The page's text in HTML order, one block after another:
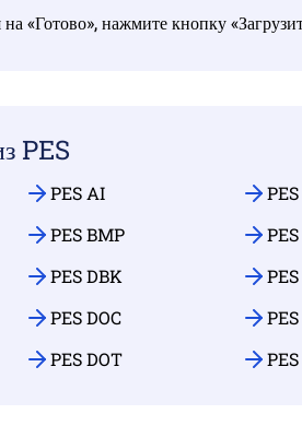
«Готово», нажмите кнопку
PES
PES AI
PES BMP
PES DBK
PES DOC
PES DOT